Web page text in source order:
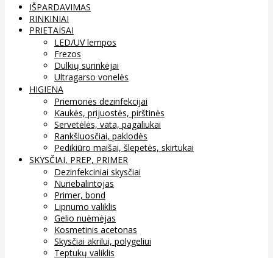
IŠPARDAVIMAS
RINKINIAI
PRIETAISAI
LED/UV lempos
Frezos
Dulkių surinkėjai
Ultragarso vonelės
HIGIENA
Priemonės dezinfekcijai
Kaukės, prijuostės, pirštinės
Servetėlės, vata, pagaliukai
Rankšluosčiai, paklodės
Pedikiūro maišai, šlepetės, skirtukai
SKYSČIAI, PREP, PRIMER
Dezinfekciniai skysčiai
Nuriebalintojas
Primer, bond
Lipnumo valiklis
Gelio nuėmėjas
Kosmetinis acetonas
Skysčiai akrilui, polygeliui
Teptukų valiklis